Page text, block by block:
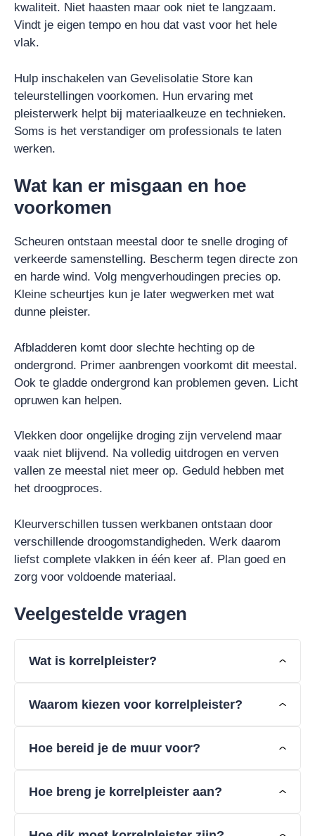
kwaliteit. Niet haasten maar ook niet te langzaam.
Vindt je eigen tempo en hou dat vast voor het hele
vlak.
Hulp inschakelen van Gevelisolatie Store kan
teleurstellingen voorkomen. Hun ervaring met
pleisterwerk helpt bij materiaalkeuze en technieken.
Soms is het verstandiger om professionals te laten
werken.
Wat kan er misgaan en hoe
voorkomen
Scheuren ontstaan meestal door te snelle droging of
verkeerde samenstelling. Bescherm tegen directe zon
en harde wind. Volg mengverhoudingen precies op.
Kleine scheurtjes kun je later wegwerken met wat
dunne pleister.
Afbladderen komt door slechte hechting op de
ondergrond. Primer aanbrengen voorkomt dit meestal.
Ook te gladde ondergrond kan problemen geven. Licht
opruwen kan helpen.
Vlekken door ongelijke droging zijn vervelend maar
vaak niet blijvend. Na volledig uitdrogen en verven
vallen ze meestal niet meer op. Geduld hebben met
het droogproces.
Kleurverschillen tussen werkbanen ontstaan door
verschillende droogomstandigheden. Werk daarom
liefst complete vlakken in één keer af. Plan goed en
zorg voor voldoende materiaal.
Veelgestelde vragen
Wat is korrelpleister?
Waarom kiezen voor korrelpleister?
Hoe bereid je de muur voor?
Hoe breng je korrelpleister aan?